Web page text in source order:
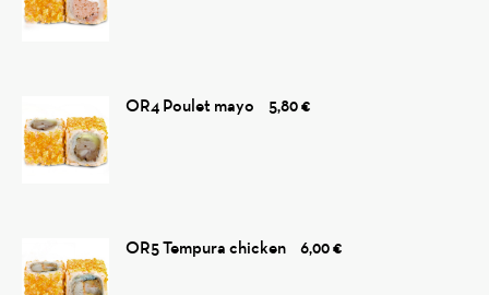
OR4 Poulet mayo 5,80 €
OR5 Tempura chicken 6,00 €